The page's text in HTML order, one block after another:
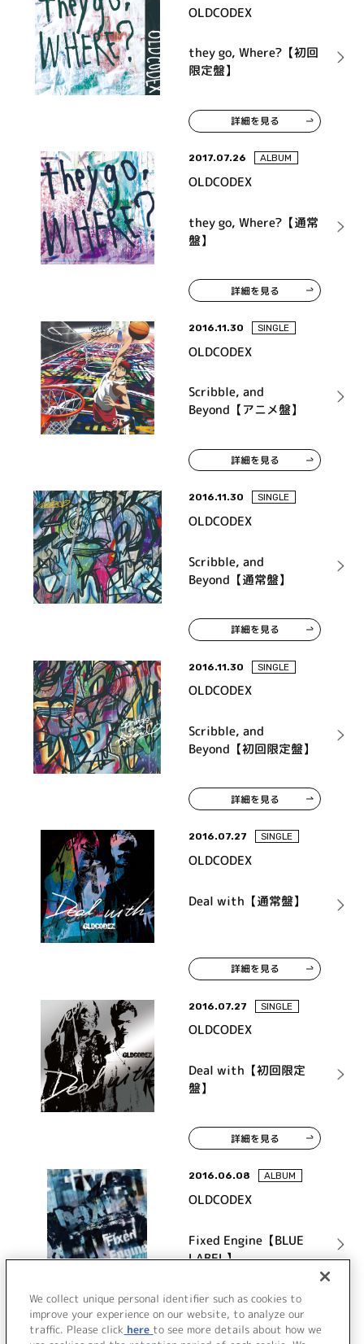
OLDCODEX
they go, Where?【初回
限定盤】
詳細を見る
2017.07.26 ALBUM
OLDCODEX
they go, Where?【通常
盤】
詳細を見る
2016.11.30 SINGLE
OLDCODEX
Scribble, and
Beyond【アニメ盤】
詳細を見る
2016.11.30 SINGLE
OLDCODEX
Scribble, and
Beyond【通常盤】
詳細を見る
2016.11.30 SINGLE
OLDCODEX
Scribble, and
Beyond【初回限定盤】
詳細を見る
2016.07.27 SINGLE
OLDCODEX
Deal with【通常盤】
詳細を見る
2016.07.27 SINGLE
OLDCODEX
Deal with【初回限定
盤】
詳細を見る
2016.06.08 ALBUM
OLDCODEX
Fixed Engine【BLUE
LABEL】
詳細を見る
We collect unique personal identifier such as cookies to
improve your experience on our website, to analyze our
traffic. Please click here to see more details about how we